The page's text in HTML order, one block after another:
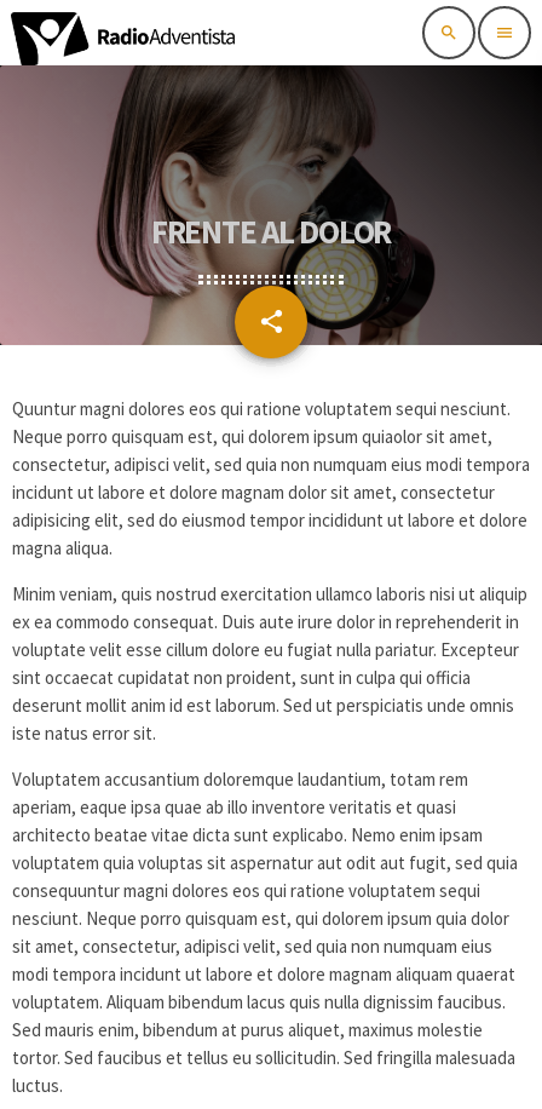
search menu
FRENTE AL DOLOR
share
email
Quuntur magni dolores eos qui ratione voluptatem sequi nesciunt.
Neque porro quisquam est, qui dolorem ipsum quiaolor sit amet,
consectetur, adipisci velit, sed quia non numquam eius modi tempora
incidunt ut labore et dolore magnam dolor sit amet, consectetur
adipisicing elit, sed do eiusmod tempor incididunt ut labore et dolore
magna aliqua.
Minim veniam, quis nostrud exercitation ullamco laboris nisi ut aliquip
ex ea commodo consequat. Duis aute irure dolor in reprehenderit in
voluptate velit esse cillum dolore eu fugiat nulla pariatur. Excepteur
sint occaecat cupidatat non proident, sunt in culpa qui officia
deserunt mollit anim id est laborum. Sed ut perspiciatis unde omnis
iste natus error sit.
Voluptatem accusantium doloremque laudantium, totam rem
aperiam, eaque ipsa quae ab illo inventore veritatis et quasi
architecto beatae vitae dicta sunt explicabo. Nemo enim ipsam
voluptatem quia voluptas sit aspernatur aut odit aut fugit, sed quia
consequuntur magni dolores eos qui ratione voluptatem sequi
nesciunt. Neque porro quisquam est, qui dolorem ipsum quia dolor
sit amet, consectetur, adipisci velit, sed quia non numquam eius
modi tempora incidunt ut labore et dolore magnam aliquam quaerat
voluptatem. Aliquam bibendum lacus quis nulla dignissim faucibus.
Sed mauris enim, bibendum at purus aliquet, maximus molestie
tortor. Sed faucibus et tellus eu sollicitudin. Sed fringilla malesuada
luctus.